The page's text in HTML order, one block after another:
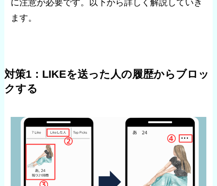
に注意が必要です。以下から詳しく解説していき
ます。
対策1：LIKEを送った人の履歴からブロッ
クする